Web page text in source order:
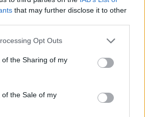
that may further disclose it to other
app uses one or more Google
or usage behaviour. You may click to
to Google and its third-party tags to
specified purposes in below Google
Opt Outs
the Sharing of my
the Sale of my
legtöbben: